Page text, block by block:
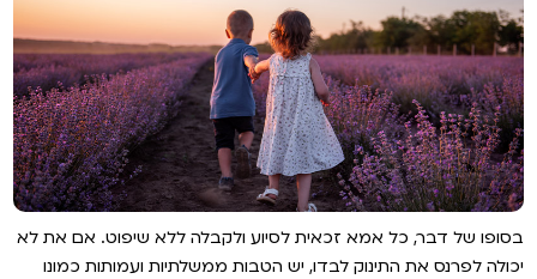
בסופו של דבר, כל אמא זכאית לסיוע ולקבלה ללא שיפוט. אם את לא
יכולה לפרנס את התינוק לבדו, יש הטבות ממשלתיות ועמותות כמונו